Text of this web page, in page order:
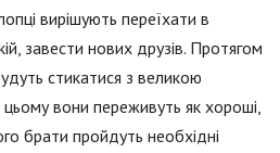
вирішують переїхати в
завести нових друзів. Протягом
стикатися з великою
цьому вони переживуть як хороші,
брати пройдуть необхідні